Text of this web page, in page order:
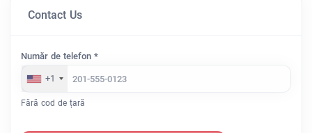
Contact Us
Număr de telefon *
+1
Fără cod de țară